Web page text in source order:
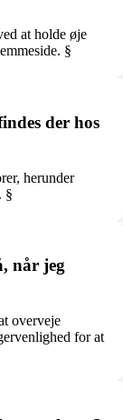
at holde øje
§
der hos
herunder
§
når jeg
overveje
for at